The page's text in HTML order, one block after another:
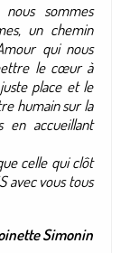
sommes
un chemin
qui nous
le cœur à
place et le
humain sur la
accueillant
celle qui clôt
avec vous tous
Simonin